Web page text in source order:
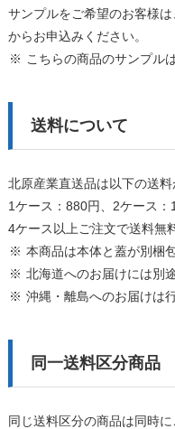
サンプルをご希望のお客様
からお申込みください。
こちらの商品のサンプル
送料について
北原産業直送品は以下の送料
1ケース：880円、2ケース
4ケース以上ご注文で送料無
本商品は本体と蓋が別梱
北海道へのお届けには別
沖縄・離島へのお届けは
同一送料区分商品
同じ送料区分の商品は同時に